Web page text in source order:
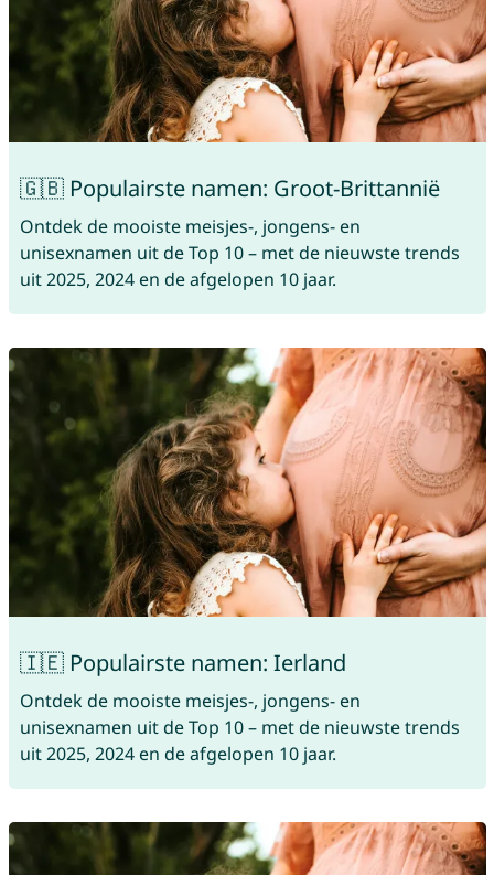
🇬🇧 Populairste namen: Groot-Brittannië
Ontdek de mooiste meisjes-, jongens- en
unisexnamen uit de Top 10 – met de nieuwste trends
uit 2025, 2024 en de afgelopen 10 jaar.
🇮🇪 Populairste namen: Ierland
Ontdek de mooiste meisjes-, jongens- en
unisexnamen uit de Top 10 – met de nieuwste trends
uit 2025, 2024 en de afgelopen 10 jaar.